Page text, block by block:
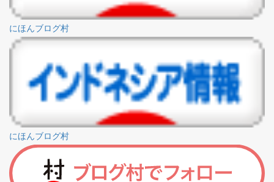
にほんブログ村
にほんブログ村